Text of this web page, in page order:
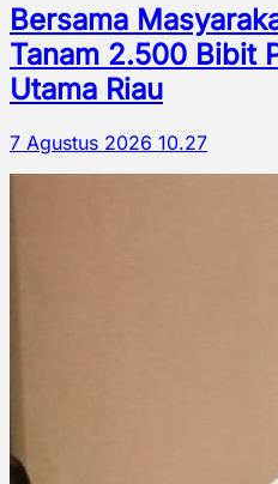
Bersama
Tanam 2.500 Bibit
Utama Riau
7 Agustus 2026 10.27